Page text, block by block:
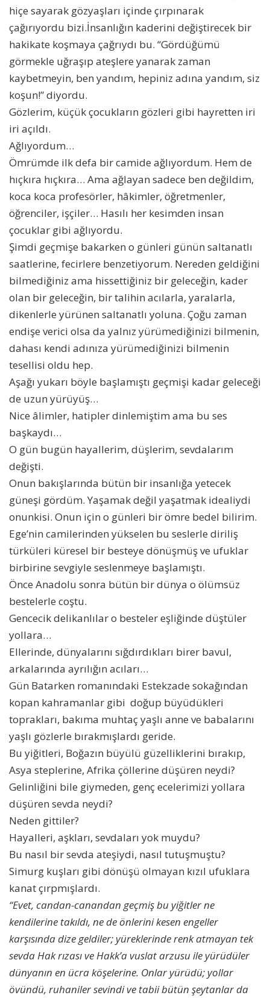
hiçe sayarak gözyaşları içinde çırpınarak
çağırıyordu bizi.İnsanlığın kaderini değiştirecek bir
hakikate koşmaya çağrıydı bu. “Gördüğümü
görmekle uğraşıp ateşlere yanarak zaman
kaybetmeyin, ben yandım, hepiniz adına yandım, siz
koşun!” diyordu.
Gözlerim, küçük çocukların gözleri gibi hayretten iri
iri açıldı.
Ağlıyordum…
Ömrümde ilk defa bir camide ağlıyordum. Hem de
hıçkıra hıçkıra… Ama ağlayan sadece ben değildim,
koca koca profesörler, hâkimler, öğretmenler,
öğrenciler, işçiler… Hasılı her kesimden insan
çocuklar gibi ağlıyordu.
Şimdi geçmişe bakarken o günleri günün saltanatlı
saatlerine, fecirlere benzetiyorum. Nereden geldiğini
bilmediğiniz ama hissettiğiniz bir geleceğin, kader
olan bir geleceğin, bir talihin acılarla, yaralarla,
dikenlerle yürünen saltanatlı yoluna. Çoğu zaman
endişe verici olsa da yalnız yürümediğinizi bilmenin,
dahası kendi adınıza yürümediğinizi bilmenin
tesellisi oldu hep.
Aşağı yukarı böyle başlamıştı geçmişi kadar geleceği
de uzun yürüyüş…
Nice âlimler, hatipler dinlemiştim ama bu ses
başkaydı…
O gün bugün hayallerim, düşlerim, sevdalarım
değişti.
Onun bakışlarında bütün bir insanlığa yetecek
güneşi gördüm. Yaşamak değil yaşatmak idealiydi
onunkisi. Onun için o günleri bir ömre bedel bilirim.
Ege’nin camilerinden yükselen bu seslerle diriliş
türküleri küresel bir besteye dönüşmüş ve ufuklar
birbirine sevgiyle seslenmeye başlamıştı.
Önce Anadolu sonra bütün bir dünya o ölümsüz
bestelerle coştu.
Gencecik delikanlılar o besteler eşliğinde düştüler
yollara…
Ellerinde, dünyalarını sığdırdıkları birer bavul,
arkalarında ayrılığın acıları…
Gün Batarken romanındaki Estekzade sokağından
kopan kahramanlar gibi doğup büyüdükleri
toprakları, bakıma muhtaç yaşlı anne ve babalarını
yaşlı gözlerle bırakmışlardı geride.
Bu yiğitleri, Boğazın büyülü güzelliklerini bırakıp,
Asya steplerine, Afrika çöllerine düşüren neydi?
Gelinliğini bile giymeden, genç ecelerimizi yollara
düşüren sevda neydi?
Neden gittiler?
Hayalleri, aşkları, sevdaları yok muydu?
Bu nasıl bir sevda ateşiydi, nasıl tutuşmuştu?
Simurg kuşları gibi dönüşü olmayan kızıl ufuklara
kanat çırpmışlardı.
“Evet, candan-canandan geçmiş bu yiğitler ne
kendilerine takıldı, ne de önlerini kesen engeller
karşısında dize geldiler; yüreklerinde renk atmayan tek
sevda Hak rızası ve Hakk’a vuslat arzusu ile yürüdüler
dünyanın en ücra köşelerine. Onlar yürüdü; yollar
övündü, ruhaniler sevindi ve tabii bütün şeytanlar da